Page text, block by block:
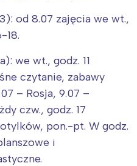
od 8.07 zajęcia we wt.,
18.
we wt., godz. 11
czytanie, zabawy
– Rosja, 9.07 –
czw., godz. 17
pon.-pt. W godz.
i